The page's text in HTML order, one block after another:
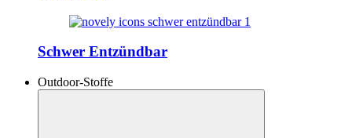
Schwer Entzündbar
Outdoor-Stoffe